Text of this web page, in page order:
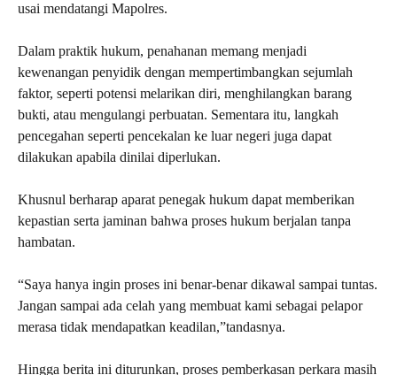
usai mendatangi Mapolres.
Dalam praktik hukum, penahanan memang menjadi
kewenangan penyidik dengan mempertimbangkan sejumlah
faktor, seperti potensi melarikan diri, menghilangkan barang
bukti, atau mengulangi perbuatan. Sementara itu, langkah
pencegahan seperti pencekalan ke luar negeri juga dapat
dilakukan apabila dinilai diperlukan.
Khusnul berharap aparat penegak hukum dapat memberikan
kepastian serta jaminan bahwa proses hukum berjalan tanpa
hambatan.
“Saya hanya ingin proses ini benar-benar dikawal sampai tuntas.
Jangan sampai ada celah yang membuat kami sebagai pelapor
merasa tidak mendapatkan keadilan,”tandasnya.
Hingga berita ini diturunkan, proses pemberkasan perkara masih